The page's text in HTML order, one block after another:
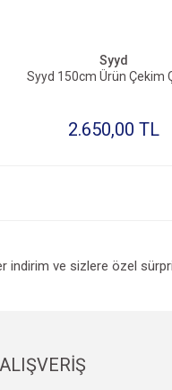
Syyd
Syyd 150cm Ürün Çekim
2.650,00 TL
indirim ve sizlere özel
ALIŞVERİŞ